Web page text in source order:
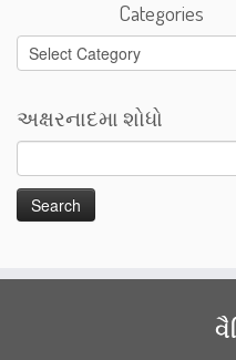
Categories
Categories
અક્ષરનાદમા શોધો